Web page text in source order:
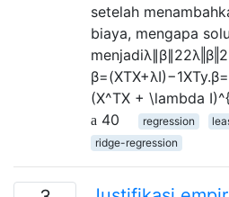
setelah
biaya, mengapa
(X^TX + \lambda
40
regression
ridge-regression